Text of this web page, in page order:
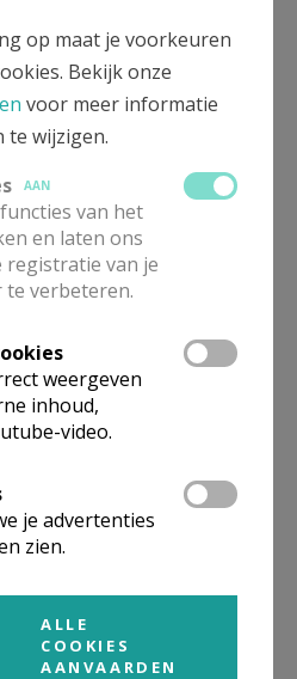
Zorgpastores
op maat je voorkeuren
Bekijk onze
voor meer informatie
te wijzigen.
AAN
van het
en laten ons
registratie van je
te verbeteren.
weergeven
inhoud,
video.
je advertenties
zien.
ALLE
COOKIES
AANVAARDEN